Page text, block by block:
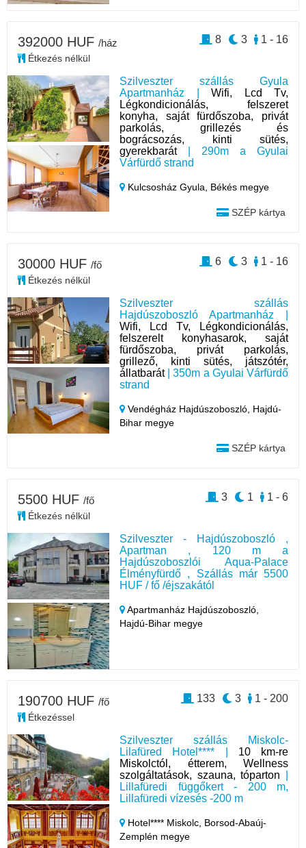
Szilveszter szállás Gyula
Apartmanház |Wifi, Lcd Tv,
Légkondicionálás, felszeret
konyha, saját fürdőszoba, privát
parkolás, grillezés és
bográcsozás, kinti sütés,
gyerekbarát| 290m a Gyulai
Várfürdő strand
Kulcsosház Gyula, Békés megye
SZÉP kártya
392000 HUF /ház
Étkezés nélkül
1 - 16
3
8
Szilveszter szállás
Hajdúszoboszló Apartmanház |
Wifi, Lcd Tv, Légkondicionálás,
felszerelt konyhasarok, saját
fürdőszoba, privát parkolás,
grillező, kinti sütés, játszótér,
állatbarát| 350m a Gyulai Várfürdő
strand
Vendégház Hajdúszoboszló, Hajdú-
Bihar megye
SZÉP kártya
30000 HUF /fő
Étkezés nélkül
1 - 16
3
6
Szilveszter - Hajdúszoboszló ,
Apartman , 120 m a
Hajdúszoboszlói Aqua-Palace
Élményfürdő , Szállás már 5500
HUF / fő /éjszakától
Apartmanház Hajdúszoboszló,
Hajdú-Bihar megye
5500 HUF /fő
Étkezés nélkül
1 - 6
1
3
Szilveszter szállás Miskolc-
Lilafüred Hotel**** | 10 km-re
Miskolctól, étterem, Wellness
szolgáltatások, szauna, tóparton
Lillafüredi függőkert - 200 m,
Lillafüredi vízesés -200 m
Hotel**** Miskolc, Borsod-Abaúj-
Zemplén megye
190700 HUF /fő
Étkezéssel
1 - 200
3
133